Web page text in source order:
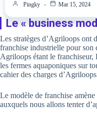
Pingky Mar 15, 2024
Le « business
Les stratèges d’Agriloops ont
franchise industrielle pour son
Agriloops étant le franchiseur,
les fermes aquaponiques sur
cahier des charges
Le modèle de franchise
auxquels nous allons tenter